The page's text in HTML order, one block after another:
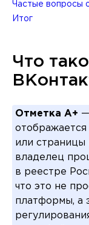
Частые вопросы
Итог
Что
Отметка A+
или страницы
владелец
в реестре
что это не
платформы, а